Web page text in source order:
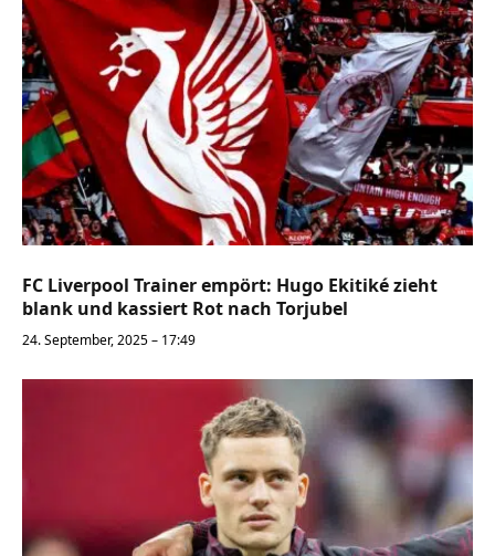
FC Liverpool Trainer empört: Hugo Ekitiké zieht
blank und kassiert Rot nach Torjubel
24. September, 2025 – 17:49